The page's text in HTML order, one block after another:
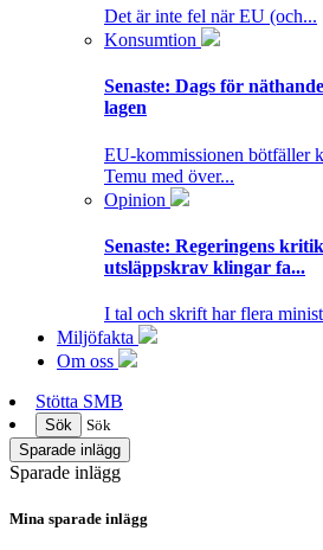
Det är inte fel när EU (och...
Konsumtion
Senaste: Dags för
lagen
EU-kommissionen bötfäller
Temu med över...
Opinion
Senaste: Regeringens
utsläppskrav klingar fa...
I tal och skrift har flera
Miljöfakta
Om oss
Stötta SMB
Sök
Sök
Sparade inlägg
Sparade inlägg
Mina sparade inlägg